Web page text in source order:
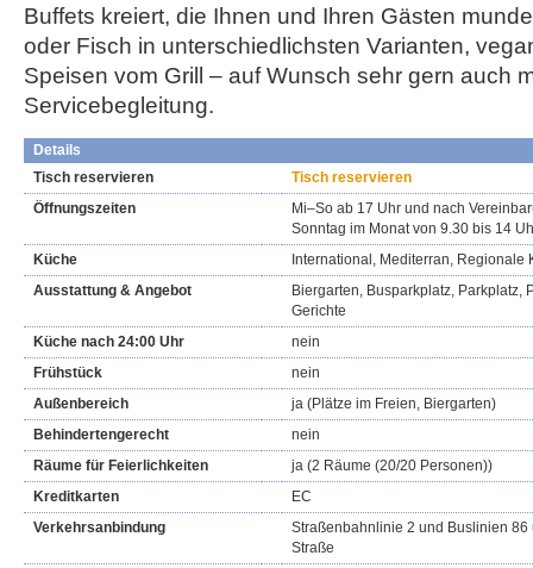
Buffets kreiert, die Ihnen und Ihren Gästen
oder Fisch in unterschiedlichsten Varianten,
Speisen vom Grill – auf Wunsch sehr gern auch
Servicebegleitung.
Details
Tisch reservieren
Tisch reservieren
Öffnungszeiten
Mi–So ab 17 Uhr und nach
Sonntag im Monat von 9.30 bis 14
Küche
International, Mediterran, Regionale
Ausstattung & Angebot
Biergarten, Busparkplatz, Parkplatz,
Gerichte
Küche nach 24:00 Uhr
nein
Frühstück
nein
Außenbereich
ja (Plätze im Freien, Biergarten)
Behindertengerecht
nein
Räume für Feierlichkeiten
ja (2 Räume (20/20 Personen))
Kreditkarten
EC
Verkehrsanbindung
Straßenbahnlinie 2 und Buslinien
Straße